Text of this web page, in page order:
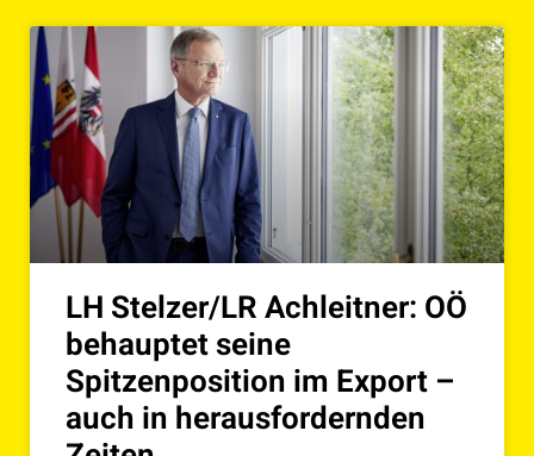
LH Stelzer/LR Achleitner: OÖ
behauptet seine
Spitzenposition im Export –
auch in herausfordernden